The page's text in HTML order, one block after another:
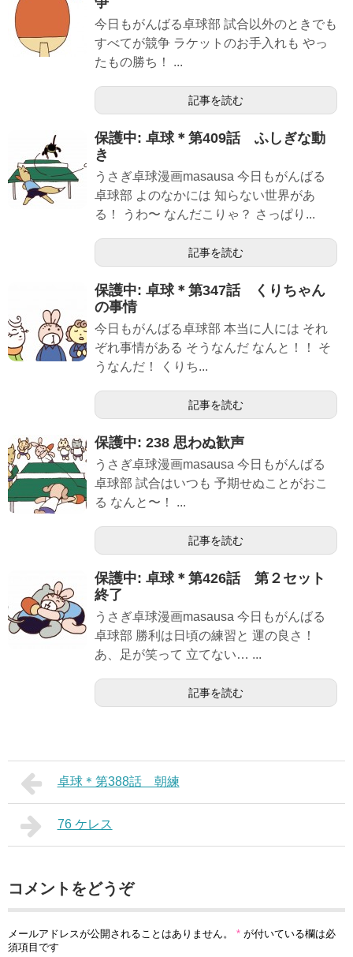
今日もがんばる卓球部 試合以外のときでも
すべてが競争 ラケットのお手入れも やっ
たもの勝ち！ ...
記事を読む
保護中: 卓球＊第409話 ふしぎな動
き
うさぎ卓球漫画masausa 今日もがんばる
卓球部 よのなかには 知らない世界があ
る！ うわ〜 なんだこりゃ？ さっぱり...
記事を読む
保護中: 卓球＊第347話 くりちゃん
の事情
今日もがんばる卓球部 本当に人には それ
ぞれ事情がある そうなんだ なんと！！ そ
うなんだ！ くりち...
記事を読む
保護中: 238 思わぬ歓声
うさぎ卓球漫画masausa 今日もがんばる
卓球部 試合はいつも 予期せぬことがおこ
る なんと〜！ ...
記事を読む
保護中: 卓球＊第426話 第２セット
終了
うさぎ卓球漫画masausa 今日もがんばる
卓球部 勝利は日頃の練習と 運の良さ！
あ、足が笑って 立てない… ...
記事を読む
卓球＊第388話 朝練
76 ケレス
コメントをどうぞ
メールアドレスが公開されることはありません。 * が付いている欄は必
須項目です